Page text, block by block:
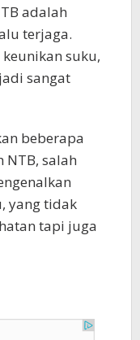
adalah
terjaga.
suku,
sangat
beberapa
salah
yang tidak
tapi juga